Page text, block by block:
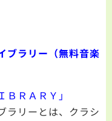
ブラリー（無料音楽
ＲＡＲＹ」
ラリーとは、クラシ